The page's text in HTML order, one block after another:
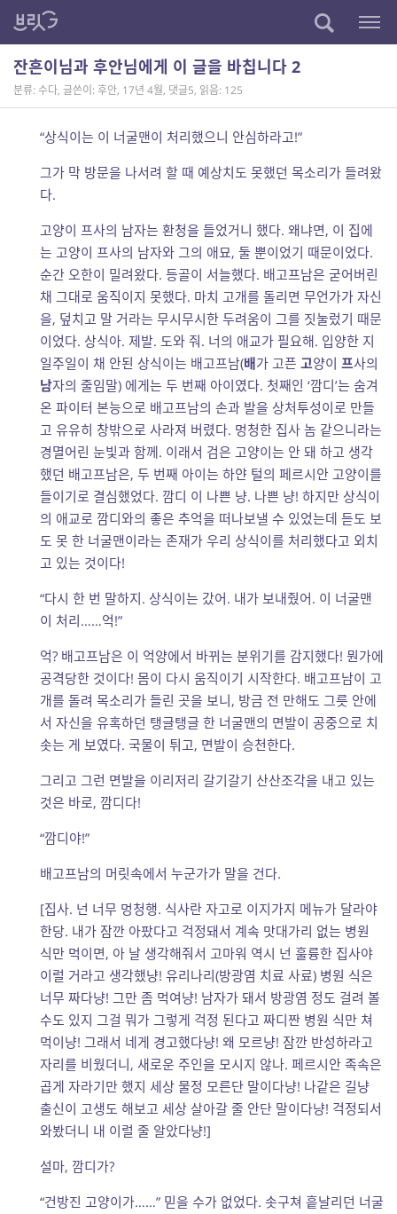
잔흔이님과 후안님에게 이 글을 바칩니다 2
분류: 수다, 글쓴이: 후안, 17년 4월, 댓글5, 읽음: 125
“상식이는 이 너굴맨이 처리했으니 안심하라고!”
그가 막 방문을 나서려 할 때 예상치도 못했던 목소리가 들려왔
다.
고양이 프사의 남자는 환청을 들었거니 했다. 왜냐면, 이 집에
는 고양이 프사의 남자와 그의 애묘, 둘 뿐이었기 때문이었다.
순간 오한이 밀려왔다. 등골이 서늘했다. 배고프남은 굳어버린
채 그대로 움직이지 못했다. 마치 고개를 돌리면 무언가가 자신
을, 덮치고 말 거라는 무시무시한 두려움이 그를 짓눌렀기 때문
이었다. 상식아. 제발. 도와 줘. 너의 애교가 필요해. 입양한 지
일주일이 채 안된 상식이는 배고프남(배가 고픈 고양이 프사의
남자의 줄임말) 에게는 두 번째 아이였다. 첫째인 ‘깜디’는 숨겨
온 파이터 본능으로 배고프남의 손과 발을 상처투성이로 만들
고 유유히 창밖으로 사라져 버렸다. 멍청한 집사 놈 같으니라는
경멸어린 눈빛과 함께. 이래서 검은 고양이는 안 돼 하고 생각
했던 배고프남은, 두 번째 아이는 하얀 털의 페르시안 고양이를
들이기로 결심했었다. 깜디 이 나쁜 냥. 나쁜 냥! 하지만 상식이
의 애교로 깜디와의 좋은 추억을 떠나보낼 수 있었는데 듣도 보
도 못 한 너굴맨이라는 존재가 우리 상식이를 처리했다고 외치
고 있는 것이다!
“다시 한 번 말하지. 상식이는 갔어. 내가 보내줬어. 이 너굴맨
이 처리……억!”
억? 배고프남은 이 억양에서 바뀌는 분위기를 감지했다! 뭔가에
공격당한 것이다! 몸이 다시 움직이기 시작한다. 배고프남이 고
개를 돌려 목소리가 들린 곳을 보니, 방금 전 만해도 그릇 안에
서 자신을 유혹하던 탱글탱글 한 너굴맨의 면발이 공중으로 치
솟는 게 보였다. 국물이 튀고, 면발이 승천한다.
그리고 그런 면발을 이리저리 갈기갈기 산산조각을 내고 있는
것은 바로, 깜디다!
“깜디야!”
배고프남의 머릿속에서 누군가가 말을 건다.
[집사. 넌 너무 멍청행. 식사란 자고로 이지가지 메뉴가 달라야
한당. 내가 잠깐 아팠다고 걱정돼서 계속 맛대가리 없는 병원
식만 먹이면, 아 날 생각해줘서 고마워 역시 넌 훌륭한 집사야
이럴 거라고 생각했냥! 유리나리(방광염 치료 사료) 병원 식은
너무 짜다냥! 그만 좀 먹여냥! 남자가 돼서 방광염 정도 걸려 볼
수도 있지 그걸 뭐가 그렇게 걱정 된다고 짜디짠 병원 식만 쳐
먹이냥! 그래서 네게 경고했다냥! 왜 모르냥! 잠깐 반성하라고
자리를 비웠더니, 새로운 주인을 모시지 않나. 페르시안 족속은
곱게 자라기만 했지 세상 물정 모른단 말이다냥! 나같은 길냥
출신이 고생도 해보고 세상 살아갈 줄 안단 말이다냥! 걱정되서
와봤더니 내 이럴 줄 알았다냥!]
설마, 깜디가?
“건방진 고양이가……” 믿을 수가 없었다. 솟구쳐 흩날리던 너굴